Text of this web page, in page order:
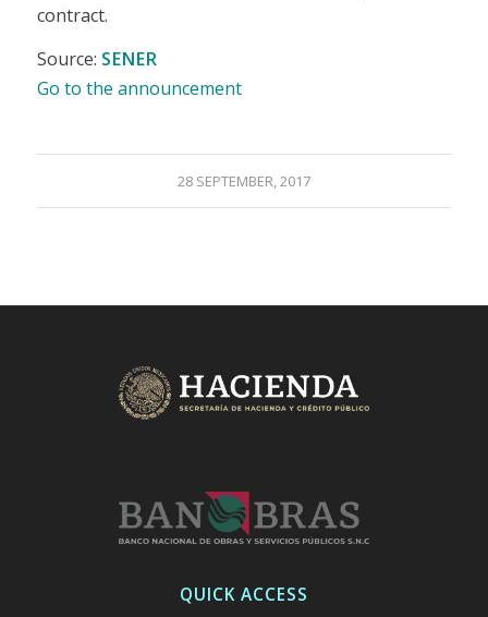
contract.
Source: SENER
Go to the announcement
28 SEPTEMBER, 2017
QUICK ACCESS